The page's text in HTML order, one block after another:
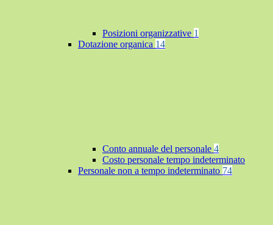
Posizioni organizzative 1
Dotazione organica 14
Conto annuale del personale 4
Costo personale tempo indeterminato
Personale non a tempo indeterminato 74